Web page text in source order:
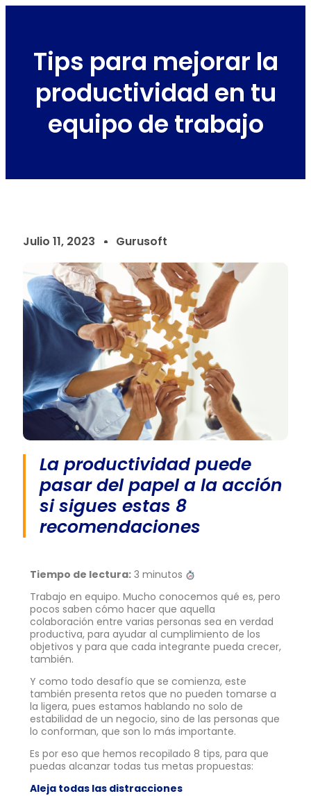
Tips para mejorar la
productividad en tu
equipo de trabajo
Julio 11, 2023 Gurusoft
La productividad puede
pasar del papel a la acción
si sigues estas 8
recomendaciones
Tiempo de lectura: 3 minutos
Trabajo en equipo. Mucho conocemos qué es, pero
pocos saben cómo hacer que aquella
colaboración entre varias personas sea en verdad
productiva, para ayudar al cumplimiento de los
objetivos y para que cada integrante pueda crecer,
también.
Y como todo desafío que se comienza, este
también presenta retos que no pueden tomarse a
la ligera, pues estamos hablando no solo de
estabilidad de un negocio, sino de las personas que
lo conforman, que son lo más importante.
Es por eso que hemos recopilado 8 tips, para que
puedas alcanzar todas tus metas propuestas:
Aleja todas las distracciones